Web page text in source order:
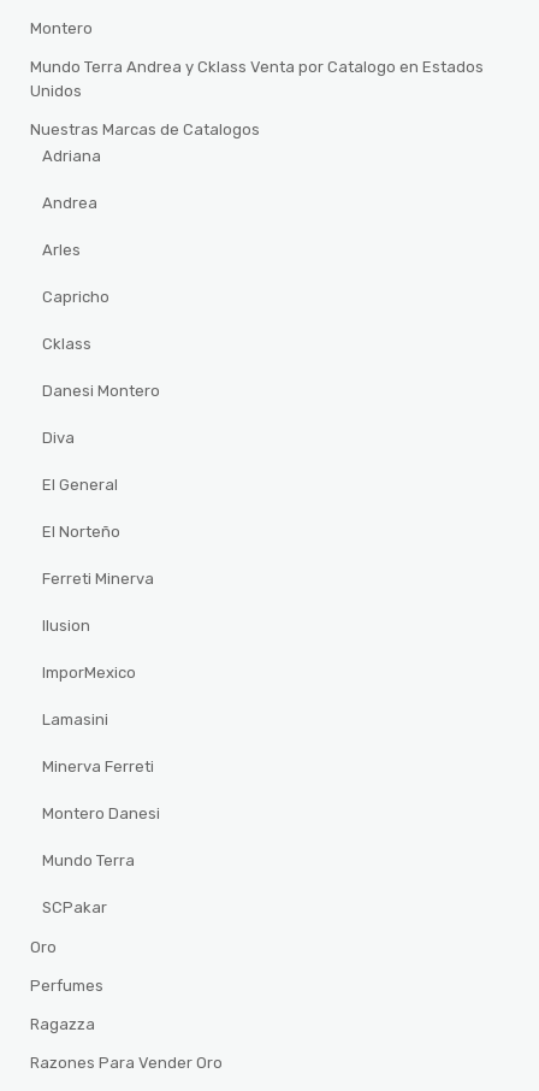
Montero
Mundo Terra Andrea y Cklass Venta por Catalogo en Estados
Unidos
Nuestras Marcas de Catalogos
Adriana
Andrea
Arles
Capricho
Cklass
Danesi Montero
Diva
El General
El Norteño
Ferreti Minerva
Ilusion
ImporMexico
Lamasini
Minerva Ferreti
Montero Danesi
Mundo Terra
SCPakar
Oro
Perfumes
Ragazza
Razones Para Vender Oro